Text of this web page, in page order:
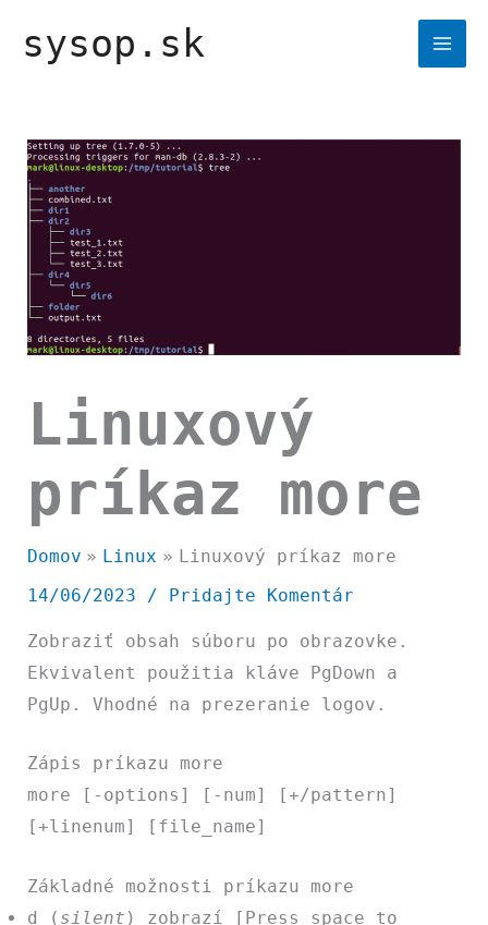
sysop.sk
Linuxový
príkaz more
Domov Linux
Linuxový príkaz more
14/06/2023
/ Pridajte Komentár
Zobraziť obsah súboru po obrazovke.
Ekvivalent použitia kláve PgDown a
PgUp. Vhodné na prezeranie logov.
Zápis príkazu more
more [-options] [-num] [+/pattern]
[+linenum] [file_name]
Základné možnosti príkazu more
d ( silent ) zobrazí
[Press space to